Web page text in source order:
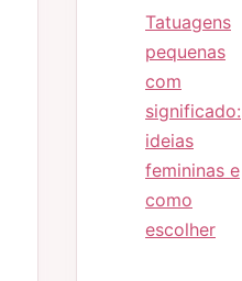
Tatuagens
pequenas
com
significado:
ideias
femininas e
como
escolher